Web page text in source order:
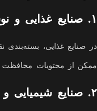
۱. صنایع غذایی و نوشیدنی
در صنایع غذایی،
ممکن از محتویات محافظت
۲. صنایع شیمیایی و دارویی